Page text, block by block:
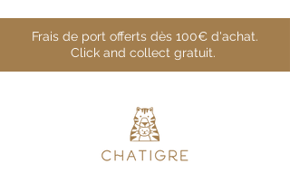
Frais de port offerts dès 100€ d'achat.
Click and collect gratuit.